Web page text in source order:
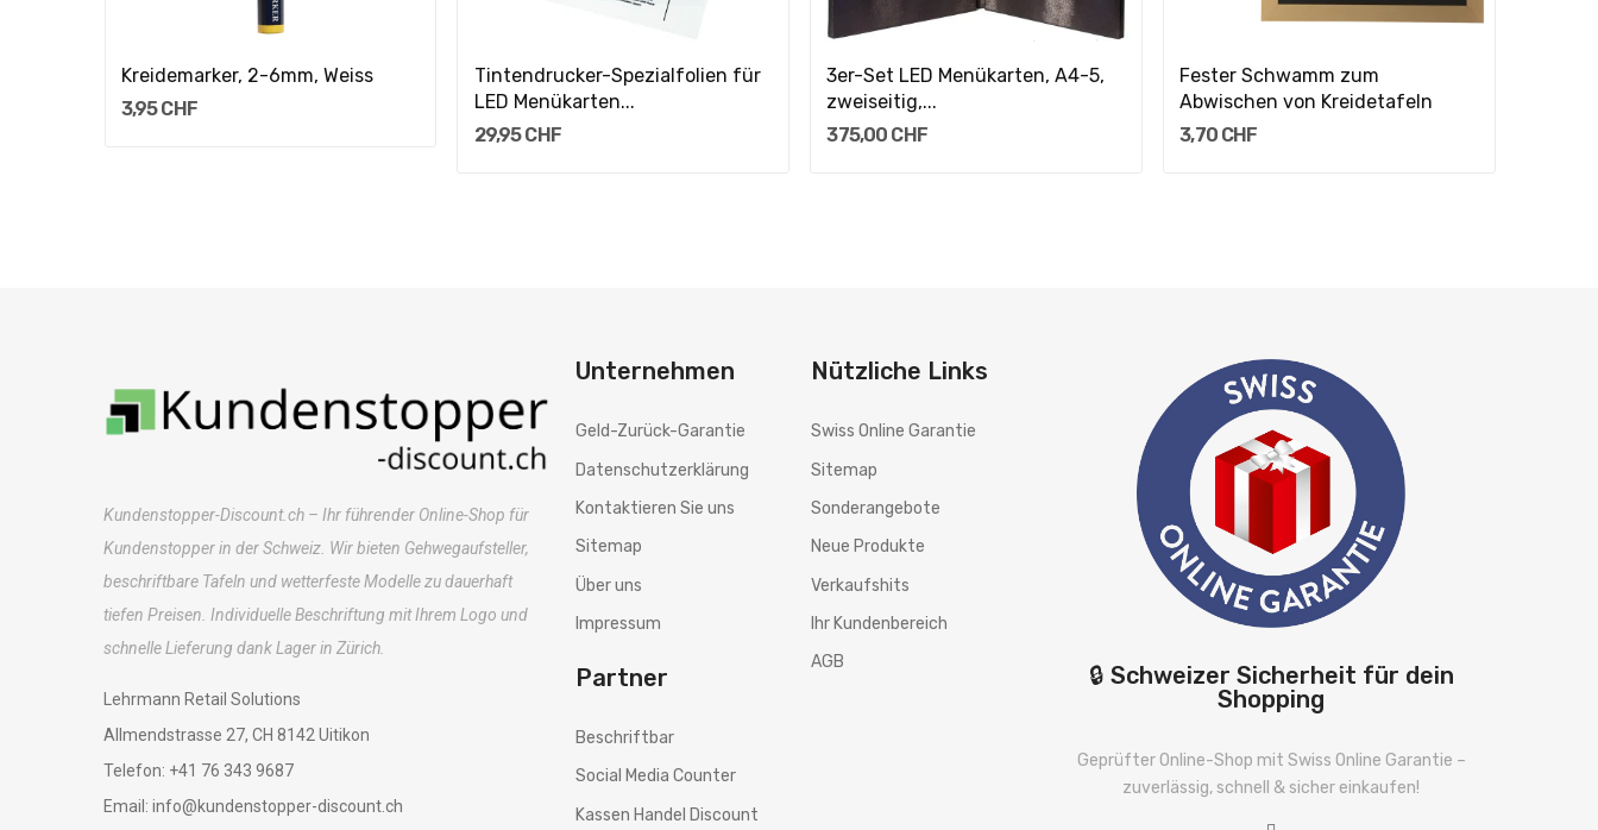
Kreidemarker, 2-6mm, Weiss
3,95 CHF
Tintendrucker-Spezialfolien für
LED Menükarten...
29,95 CHF
3er-Set LED Menükarten, A4-5,
zweiseitig,...
375,00 CHF
Fester Schwamm zum
Abwischen von Kreidetafeln
3,70 CHF
Kundenstopper-Discount.ch – Ihr führender Online-Shop für
Kundenstopper in der Schweiz. Wir bieten Gehwegaufsteller,
beschriftbare Tafeln und wetterfeste Modelle zu dauerhaft
tiefen Preisen. Individuelle Beschriftung mit Ihrem Logo und
schnelle Lieferung dank Lager in Zürich.
Lehrmann Retail Solutions
Allmendstrasse 27, CH 8142 Uitikon
Telefon: +41 76 343 9687
Email: info@kundenstopper-discount.ch
Unternehmen
Geld-Zurück-Garantie
Datenschutzerklärung
Kontaktieren Sie uns
Sitemap
Über uns
Impressum
Partner
Beschriftbar
Social Media Counter
Kassen Handel Discount
Nützliche Links
Swiss Online Garantie
Sitemap
Sonderangebote
Neue Produkte
Verkaufshits
Ihr Kundenbereich
AGB
🔒 Schweizer Sicherheit für dein
Shopping
Geprüfter Online-Shop mit Swiss Online Garantie –
zuverlässig, schnell & sicher einkaufen!